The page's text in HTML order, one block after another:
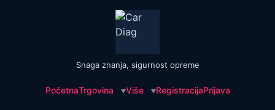
Snaga znanja, sigurnost opreme
PočetnaTrgovina Više RegistracijaPrijava